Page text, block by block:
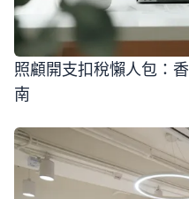
照顧開支扣稅懶人包：
南